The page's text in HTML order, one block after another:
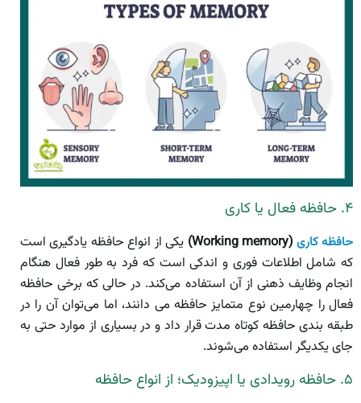
۴. حافظه فعال یا کاری
حافظه کاری (Working memory)
یکی از انواع حافظه یادگیری است
که شامل اطلاعات فوری و اندکی است که فرد به طور فعال هنگام
انجام وظایف ذهنی از آن استفاده می‌کند. در حالی که برخی حافظه
فعال را چهارمین نوع متمایز حافظه می دانند، اما می‌توان آن را در
طبقه بندی حافظه کوتاه مدت قرار داد و در بسیاری از موارد حتی به
جای یکدیگر استفاده می‌شوند.
۵. حافظه رویدادی یا اپیزودیک؛ از انواع حافظه